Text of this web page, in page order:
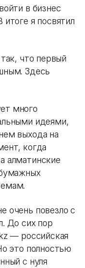
в бизнес
я посвятил
что первый
Здесь
много
идеями,
выхода на
когда
алматинские
очень повезло с
До сих пор
— российская
это полностью
с нуля